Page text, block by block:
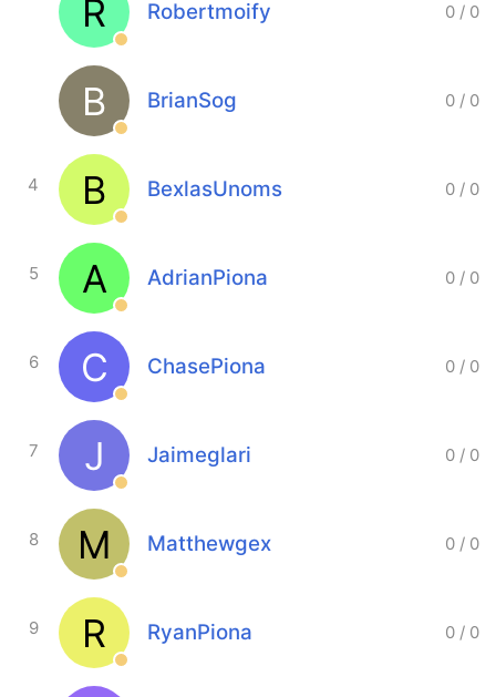
R Robertmoify 0 / 0
B BrianSog 0 / 0
4 B BexlasUnoms 0 / 0
5 A AdrianPiona 0 / 0
6 C ChasePiona 0 / 0
7 J Jaimeglari 0 / 0
8 M Matthewgex 0 / 0
9 R RyanPiona 0 / 0